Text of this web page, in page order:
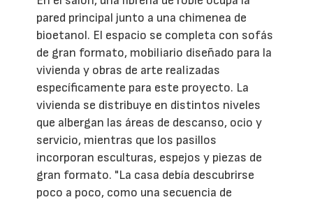
pared principal junto a una chimenea de
bioetanol. El espacio se completa con sofás
de gran formato, mobiliario diseñado para la
vivienda y obras de arte realizadas
específicamente para este proyecto. La
vivienda se distribuye en distintos niveles
que albergan las áreas de descanso, ocio y
servicio, mientras que los pasillos
incorporan esculturas, espejos y piezas de
gran formato. "La casa debía descubrirse
poco a poco, como una secuencia de